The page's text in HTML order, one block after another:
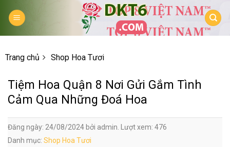
Trang chủ Shop Hoa Tươi
Tiệm Hoa Quận 8 Nơi Gửi Gắm Tình
Cảm Qua Những Đoá Hoa
Đăng ngày: 24/08/2024 bởi admin. Lượt xem: 476
Danh mục: Shop Hoa Tươi